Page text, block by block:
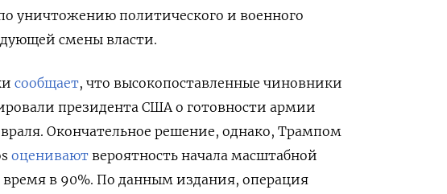
уничтожению политического и военного
смены власти.
сообщает, что высокопоставленные чиновники
президента США о готовности армии
Окончательное решение, однако, Трампом
оценивают вероятность начала масштабной
в 90%. По данным издания, операция